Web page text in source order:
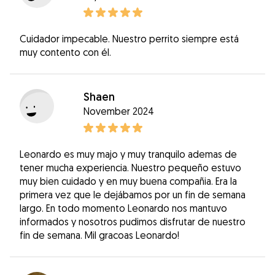
Cuidador impecable. Nuestro perrito siempre está
muy contento con él.
Shaen
November 2024
Leonardo es muy majo y muy tranquilo ademas de
tener mucha experiencia. Nuestro pequeño estuvo
muy bien cuidado y en muy buena compañia. Era la
primera vez que le dejábamos por un fin de semana
largo. En todo momento Leonardo nos mantuvo
informados y nosotros pudimos disfrutar de nuestro
fin de semana. Mil gracoas Leonardo!